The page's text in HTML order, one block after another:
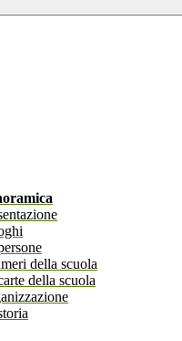
della scuola
della scuola